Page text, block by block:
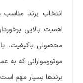
انتخاب برند
اهمیت بالایی
محصولی باکیفیت،
موتورسوارانی که به
برندها بسیار مهم